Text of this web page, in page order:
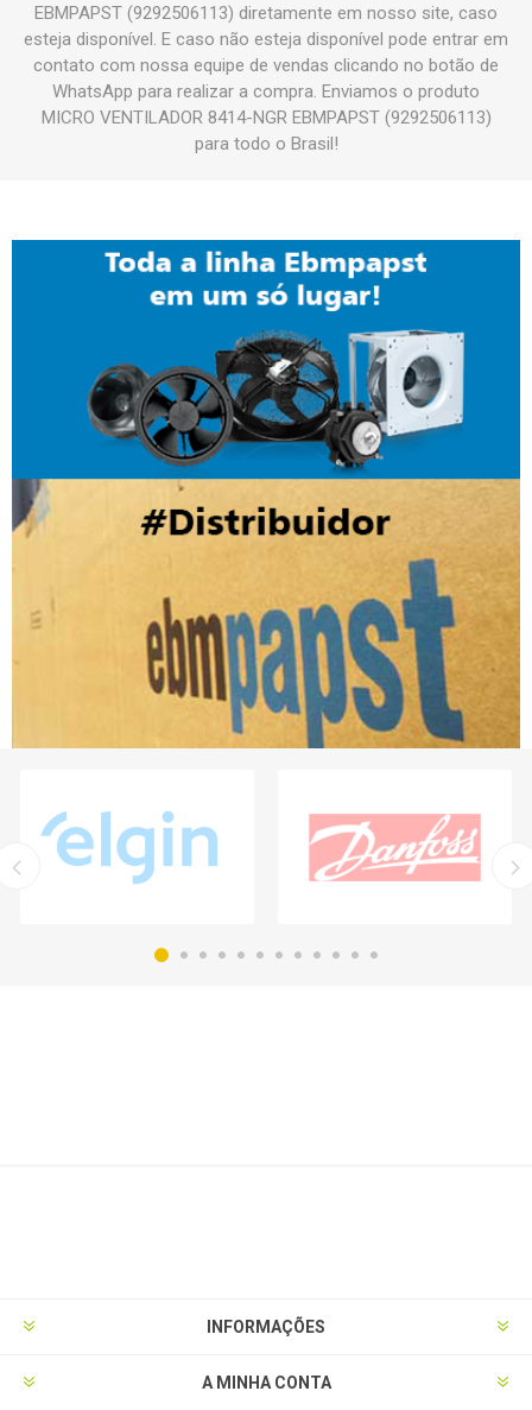
EBMPAPST (9292506113) diretamente em nosso site, caso
esteja disponível. E caso não esteja disponível pode entrar em
contato com nossa equipe de vendas clicando no botão de
WhatsApp para realizar a compra. Enviamos o produto
MICRO VENTILADOR 8414-NGR EBMPAPST (9292506113)
para todo o Brasil!
INFORMAÇÕES
A MINHA CONTA